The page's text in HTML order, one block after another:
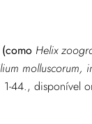
Helix
44., disponível